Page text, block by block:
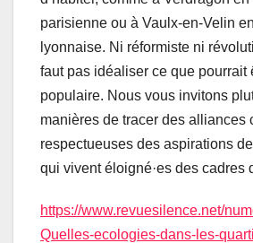
parisienne ou à Vaulx-en-Velin
lyonnaise. Ni réformiste ni
faut pas idéaliser ce que pourrait
populaire. Nous vous invitons
manières de tracer des alliances
respectueuses des aspirations
qui vivent éloigné·es des cadres
https://www.revuesilence.net/
Quelles-ecologies-dans-les-